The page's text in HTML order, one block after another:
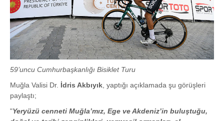
59’uncu Cumhurbaşkanlığı Bisiklet Turu
Muğla Valisi Dr. İdris Akbıyık, yaptığı açıklamada şu görüşleri
paylaştı;
"Yeryüzü cenneti Muğla’mız, Ege ve Akdeniz’in buluştuğu,